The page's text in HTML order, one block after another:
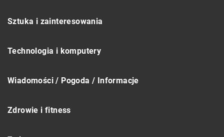
Sztuka i zainteresowania
Technologia i komputery
Wiadomości / Pogoda / Informacje
Zdrowie i fitness